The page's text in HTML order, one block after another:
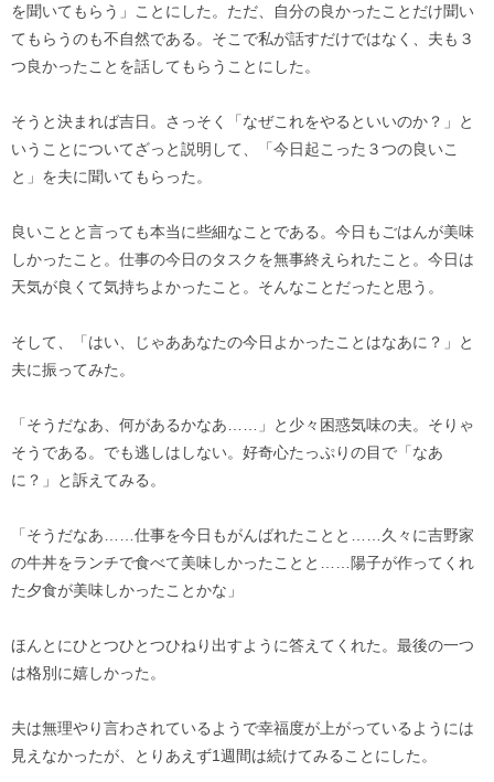
を聞いてもらう」ことにした。ただ、自分の良かったことだけ聞い
てもらうのも不自然である。そこで私が話すだけではなく、夫も３
つ良かったことを話してもらうことにした。
そうと決まれば吉日。さっそく「なぜこれをやるといいのか？」と
いうことについてざっと説明して、「今日起こった３つの良いこ
と」を夫に聞いてもらった。
良いことと言っても本当に些細なことである。今日もごはんが美味
しかったこと。仕事の今日のタスクを無事終えられたこと。今日は
天気が良くて気持ちよかったこと。そんなことだったと思う。
そして、「はい、じゃああなたの今日よかったことはなあに？」と
夫に振ってみた。
「そうだなあ、何があるかなあ……」と少々困惑気味の夫。そりゃ
そうである。でも逃しはしない。好奇心たっぷりの目で「なあ
に？」と訴えてみる。
「そうだなあ……仕事を今日もがんばれたことと……久々に吉野家
の牛丼をランチで食べて美味しかったことと……陽子が作ってくれ
た夕食が美味しかったことかな」
ほんとにひとつひとつひねり出すように答えてくれた。最後の一つ
は格別に嬉しかった。
夫は無理やり言わされているようで幸福度が上がっているようには
見えなかったが、とりあえず1週間は続けてみることにした。